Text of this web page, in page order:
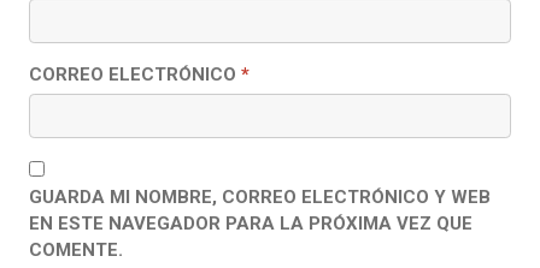
CORREO ELECTRÓNICO *
GUARDA MI NOMBRE, CORREO ELECTRÓNICO Y WEB
EN ESTE NAVEGADOR PARA LA PRÓXIMA VEZ QUE
COMENTE.